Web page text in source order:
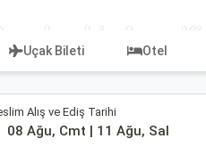
Araç
Uçak Bileti Otel
Alış ve Ediş Tarihi
08 Ağu, Cmt | 11 Ağu, Sal